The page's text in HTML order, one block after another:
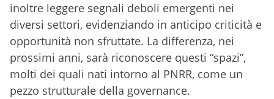
inoltre leggere segnali deboli emergenti nei
diversi settori, evidenziando in anticipo criticità e
opportunità non sfruttate. La differenza, nei
prossimi anni, sarà riconoscere questi “spazi”,
molti dei quali nati intorno al PNRR, come un
pezzo strutturale della governance.